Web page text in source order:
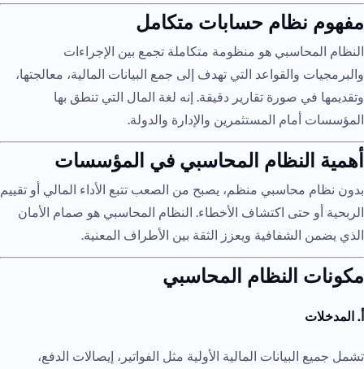
مفهوم نظام حسابات متكامل
النظام المحاسبي هو منظومة متكاملة تجمع بين الإجراءات
والبرمجيات والقواعد التي تهدف إلى جمع البيانات المالية، معالجتها،
وتقديمها في صورة تقارير دقيقة. إنه لغة المال التي تنطق بها
المؤسسات أمام المستثمرين والإدارة والدولة.
أهمية النظام المحاسبي في المؤسسات
بدون نظام محاسبي منظم، يصبح من الصعب تتبع الأداء المالي أو تقييم
الربحية أو حتى اكتشاف الأخطاء. النظام المحاسبي هو صمام الأمان
الذي يضمن الشفافية ويعزز الثقة بين الأطراف المعنية.
مكونات النظام المحاسبي
أ. المدخلات
تشمل جميع البيانات المالية الأولية مثل الفواتير، إيصالات الدفع،